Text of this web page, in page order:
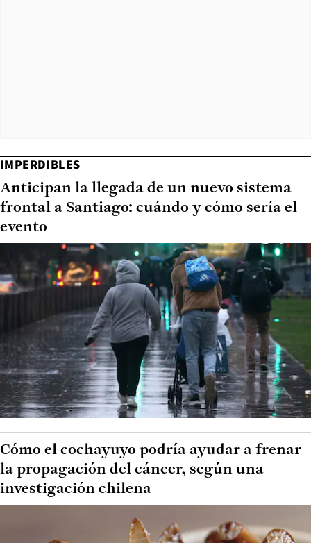
IMPERDIBLES
Anticipan la llegada de un nuevo sistema
frontal a Santiago: cuándo y cómo sería el
evento
Cómo el cochayuyo podría ayudar a frenar
la propagación del cáncer, según una
investigación chilena